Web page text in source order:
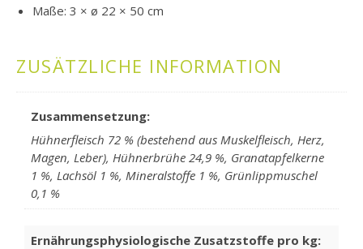
Maße: 3 × ø 22 × 50 cm
ZUSÄTZLICHE INFORMATION
Zusammensetzung:
Hühnerfleisch 72 % (bestehend aus Muskelfleisch, Herz,
Magen, Leber), Hühnerbrühe 24,9 %, Granatapfelkerne
1 %, Lachsöl 1 %, Mineralstoffe 1 %, Grünlippmuschel
0,1 %
Ernährungsphysiologische Zusatzstoffe pro kg: